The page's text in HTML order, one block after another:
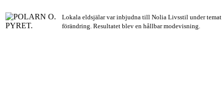
Lokala eldsjälar var inbjudna till Nolia Livsstil under
förändring. Resultatet blev en hållbar modevisning.